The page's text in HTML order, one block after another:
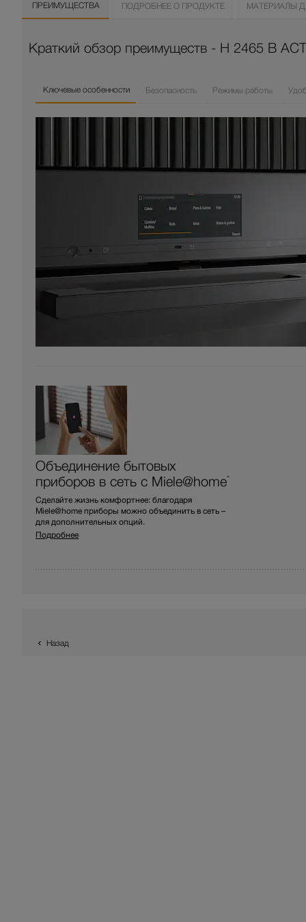
ПРЕИМУЩЕСТВА ПОДРОБНЕЕ О ПРОДУКТЕ МАТЕРИАЛЫ
Краткий обзор преимуществ - H 2465 B
Ключевые особенности Безопасность Режимы работы
Объединение бытовых
приборов в сеть с Miele@home*
Сделайте жизнь комфортнее: благодаря
Miele@home приборы можно объединить в сеть –
для дополнительных опций.
Подробнее
Назад